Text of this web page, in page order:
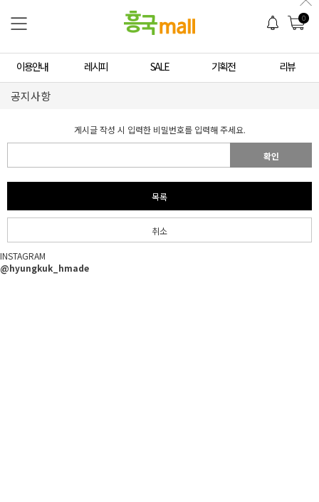
0
이용안내 레시피 SALE 기획전 리뷰
공지사항
게시글 작성 시 입력한 비밀번호를 입력해 주세요.
확인
목록
취소
INSTAGRAM
@hyungkuk_hmade